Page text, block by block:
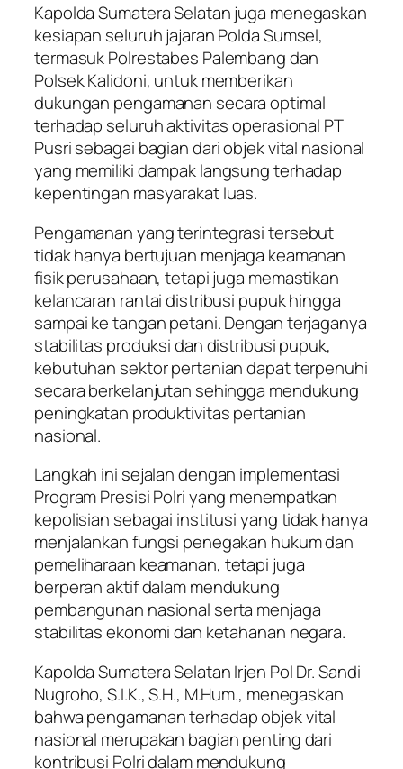
Kapolda Sumatera Selatan juga menegaskan
kesiapan seluruh jajaran Polda Sumsel,
termasuk Polrestabes Palembang dan
Polsek Kalidoni, untuk memberikan
dukungan pengamanan secara optimal
terhadap seluruh aktivitas operasional PT
Pusri sebagai bagian dari objek vital nasional
yang memiliki dampak langsung terhadap
kepentingan masyarakat luas.
Pengamanan yang terintegrasi tersebut
tidak hanya bertujuan menjaga keamanan
fisik perusahaan, tetapi juga memastikan
kelancaran rantai distribusi pupuk hingga
sampai ke tangan petani. Dengan terjaganya
stabilitas produksi dan distribusi pupuk,
kebutuhan sektor pertanian dapat terpenuhi
secara berkelanjutan sehingga mendukung
peningkatan produktivitas pertanian
nasional.
Langkah ini sejalan dengan implementasi
Program Presisi Polri yang menempatkan
kepolisian sebagai institusi yang tidak hanya
menjalankan fungsi penegakan hukum dan
pemeliharaan keamanan, tetapi juga
berperan aktif dalam mendukung
pembangunan nasional serta menjaga
stabilitas ekonomi dan ketahanan negara.
Kapolda Sumatera Selatan Irjen Pol Dr. Sandi
Nugroho, S.I.K., S.H., M.Hum., menegaskan
bahwa pengamanan terhadap objek vital
nasional merupakan bagian penting dari
kontribusi Polri dalam mendukung